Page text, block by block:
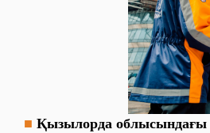
■ Қызылорда облысындағы